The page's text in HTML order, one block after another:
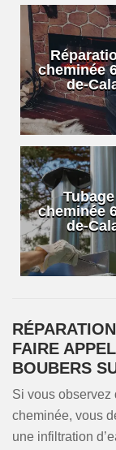
cheminée
de-
cheminée
de-
FAIRE
BOUBERS
Si vous observez
cheminée, vous
une infiltration